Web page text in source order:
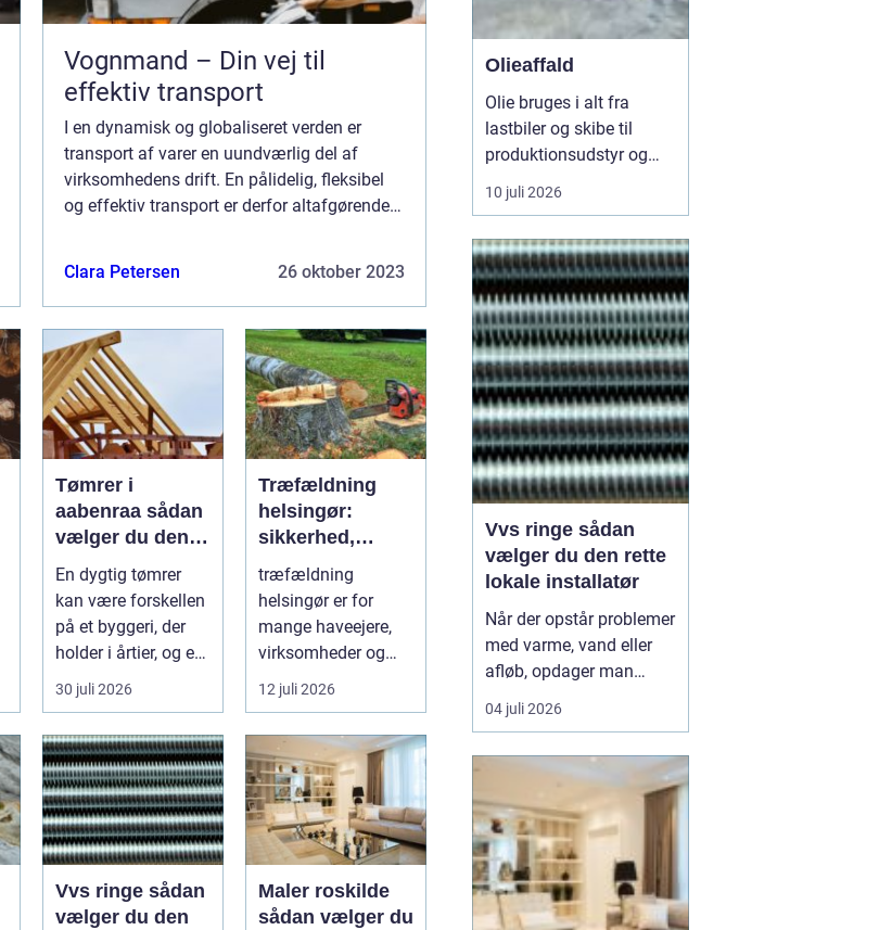
Vognmand – Din vej til
effektiv transport
I en dynamisk og globaliseret verden er
transport af varer en uundværlig del af
virksomhedens drift. En pålidelig, fleksibel
og effektiv transport er derfor altafgørende
Clara Petersen 26 oktober 2023
Tømrer i
aabenraa sådan
vælger du den
rette fagmand til
dit projekt
En dygtig tømrer
kan være forskellen
på et byggeri, der
holder i årtier, og et
projekt, der hurtigt ...
30 juli 2026
Træfældning
helsingør:
sikkerhed,
erfaring og gode
løsninger i
nordsjælland
træfældning
helsingør er for
mange haveejere,
virksomheder og
grundejerforeninger
et nødvendigt skri...
12 juli 2026
Vvs ringe sådan
vælger du den
Maler roskilde
sådan vælger du
Olieaffald
Olie bruges i alt fra
lastbiler og skibe til
produktionsudstyr og
små værksteder. Når
olien har gjort sit
Olieaffald, og så opstår
det vigtige spørgsmål:
Hv...
10 juli 2026
Vvs ringe sådan
vælger du den rette
lokale installatør
Når der opstår problemer
med varme, vand eller
afløb, opdager man
hurtigt, hvor afhængig
hverdagen er af
installationer. En
dryppende vandhane, et
defekt toilet eller kolde
radiatorer kan virke som
småting, men de kan
hurtigt udvikle si...
04 juli 2026